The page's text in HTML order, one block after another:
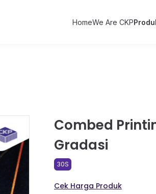
HomeWe Are CKP
Combed
Gradasi
30S
Cek Harga Produk